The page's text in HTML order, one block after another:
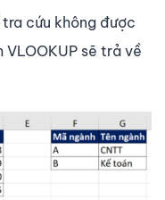
cứu không được
sẽ trả về